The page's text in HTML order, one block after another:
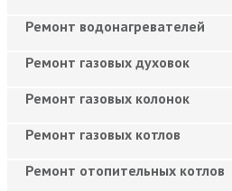
Ремонт водонагревателей
Ремонт газовых духовок
Ремонт газовых колонок
Ремонт газовых котлов
Ремонт отопительных котлов